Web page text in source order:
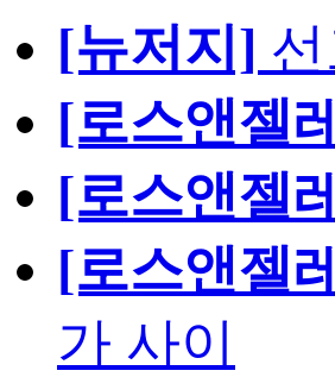
[뉴저지]
[로스앤젤
[로스앤젤
[로스앤젤
가 사이